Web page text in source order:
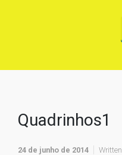
Quadrinhos1
24 de junho de 2014
Written